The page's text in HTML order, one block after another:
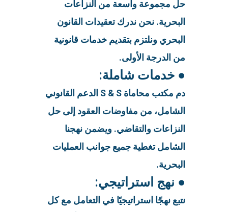
حل مجموعة واسعة من النزاعات
البحرية. نحن ندرك تعقيدات القانون
البحري ونلتزم بتقديم خدمات قانونية
من الدرجة الأولى.
● خدمات شاملة:
دم مكتب محاماة S & S الدعم القانوني
الشامل، من مفاوضات العقود إلى حل
النزاعات والتقاضي. ويضمن نهجنا
الشامل تغطية جميع جوانب العمليات
البحرية.
● نهج استراتيجي:
نتبع نهجًا استراتيجيًا في التعامل مع كل